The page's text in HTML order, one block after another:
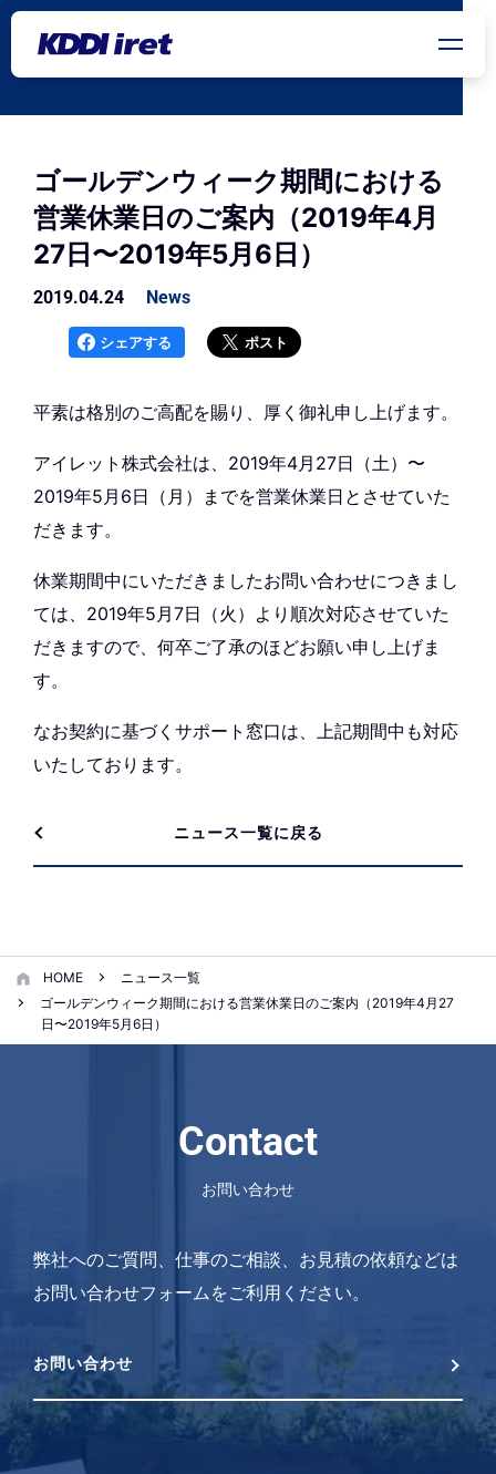
メインコンテンツにスキップ
ゴールデンウィーク期間における
営業休業日のご案内（2019年4月
27日〜2019年5月6日）
2019.04.24 News
シェアする ポスト
平素は格別のご高配を賜り、厚く御礼申し上げます。
アイレット株式会社は、2019年4月27日（土）〜
2019年5月6日（月）までを営業休業日とさせていた
だきます。
休業期間中にいただきましたお問い合わせにつきまし
ては、2019年5月7日（火）より順次対応させていた
だきますので、何卒ご了承のほどお願い申し上げま
す。
なお契約に基づくサポート窓口は、上記期間中も対応
いたしております。
ニュース一覧に戻る
HOME
ニュース一覧
ゴールデンウィーク期間における営業休業日のご案内（2019年4月27
日〜2019年5月6日）
Contact
お問い合わせ
弊社へのご質問、仕事のご相談、お見積の依頼などは
お問い合わせフォームをご利用ください。
お問い合わせ